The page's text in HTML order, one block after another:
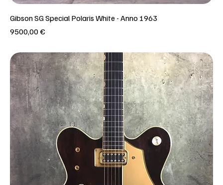
Gibson SG Special Polaris White - Anno 1963
Prezzo
9500,00 €